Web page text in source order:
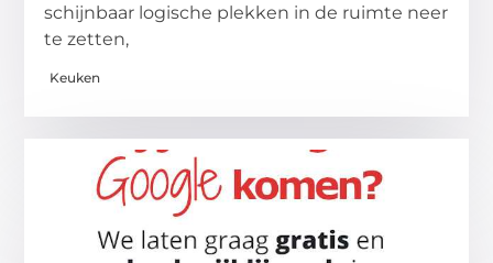
schijnbaar logische plekken in de ruimte neer
te zetten,
Keuken